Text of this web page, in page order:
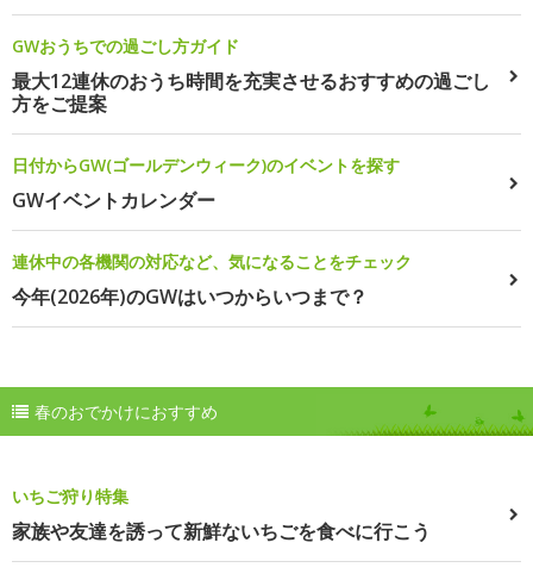
GWおうちでの過ごし方ガイド
最大12連休のおうち時間を充実させるおすすめの過ごし
方をご提案
日付からGW(ゴールデンウィーク)のイベントを探す
GWイベントカレンダー
連休中の各機関の対応など、気になることをチェック
今年(2026年)のGWはいつからいつまで？
春のおでかけにおすすめ
いちご狩り特集
家族や友達を誘って新鮮ないちごを食べに行こう